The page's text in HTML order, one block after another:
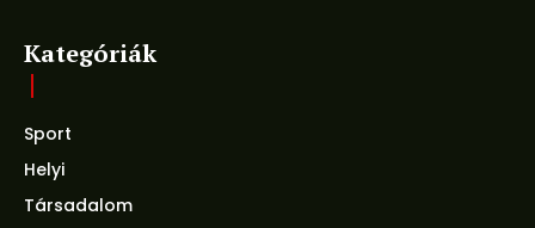
Kategóriák
Sport
Helyi
Társadalom